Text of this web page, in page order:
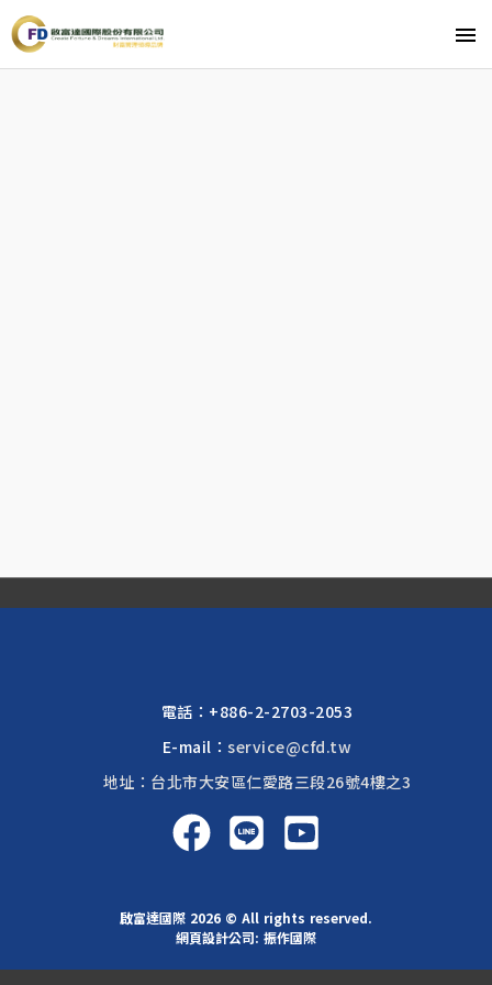
電話： +886-2-2703-2053
E-mail：service@cfd.tw
地址：台北市大安區仁愛路三段26號4樓之3
啟富達國際 2026 © All rights reserved.
網頁設計公司: 振作國際